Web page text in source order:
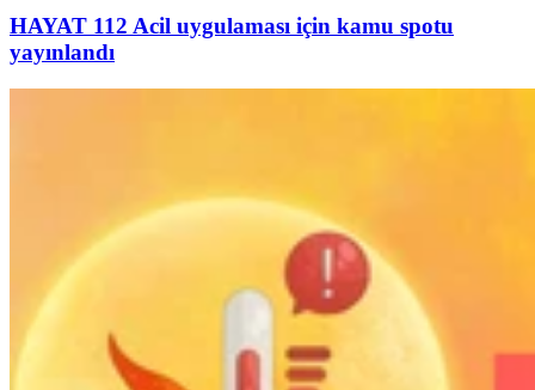
HAYAT 112 Acil uygulaması için kamu spotu
yayınlandı